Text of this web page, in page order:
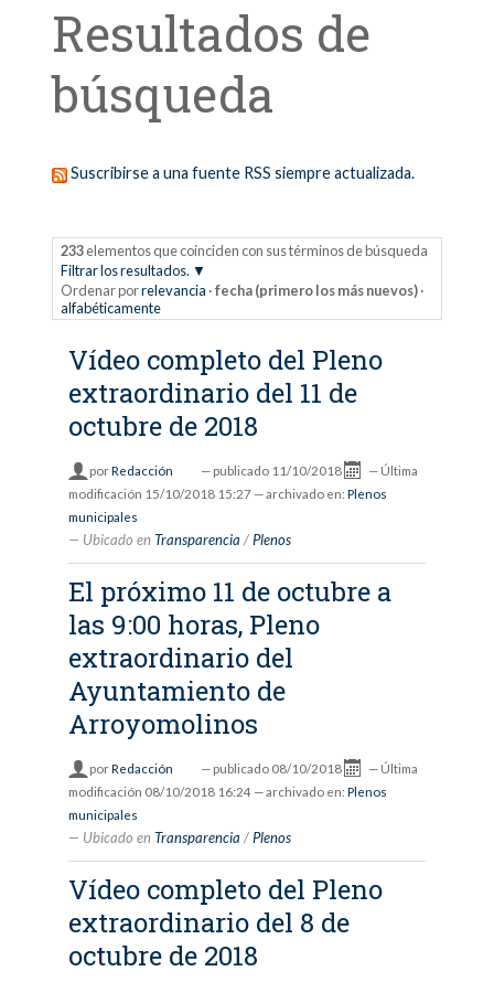
Resultados de
búsqueda
Suscribirse a una fuente RSS siempre actualizada.
233elementos que coinciden con sus términos de búsqueda
Filtrar los resultados.
Ordenar porrelevancia ·fecha (primero los más nuevos) ·
alfabéticamente
Vídeo completo del Pleno
extraordinario del 11 de
octubre de 2018
porRedacción — publicado 11/10/2018 — Última
modificación 15/10/2018 15:27 — archivado en: Plenos
municipales
Ubicado en Transparencia /Plenos
El próximo 11 de octubre a
las 9:00 horas, Pleno
extraordinario del
Ayuntamiento de
Arroyomolinos
porRedacción — publicado 08/10/2018 — Última
modificación 08/10/2018 16:24 — archivado en: Plenos
municipales
Ubicado en Transparencia /Plenos
Vídeo completo del Pleno
extraordinario del 8 de
octubre de 2018